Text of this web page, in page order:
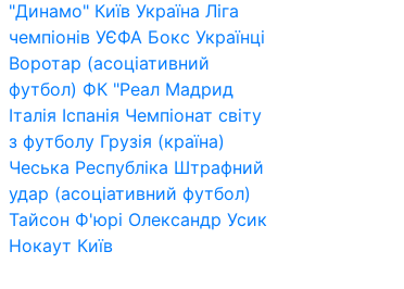
"Динамо" Київ Україна Ліга
чемпіонів УЄФА Бокс Українці
Воротар (асоціативний
футбол) ФК "Реал Мадрид
Італія Іспанія Чемпіонат світу
з футболу Грузія (країна)
Чеська Республіка Штрафний
удар (асоціативний футбол)
Тайсон Ф'юрі Олександр Усик
Нокаут Київ